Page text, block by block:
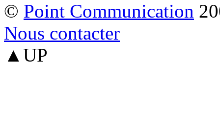
© Point Communication
Nous contacter
▲UP